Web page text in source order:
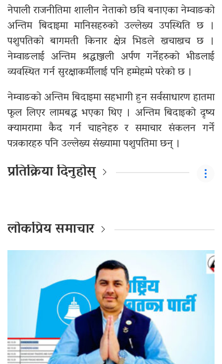
नेपाली राजनीतिमा शालीन नेताको छवि बनाएका नेम्वाङको
अन्तिम बिदाइमा मानिसहरुको उल्लेख्य उपस्थिति छ ।
पशुपतिको बागमती किनार क्षेत्र भिडले खचाखच छ ।
नेम्वाङलाई अन्तिम श्रद्धाञ्जली अर्पण गर्नेहरुको भीडलाई
व्यवस्थित गर्न सुरक्षाकर्मीलाई पनि हम्मेहम्मे परेको छ ।
नेम्वाङको अन्तिम बिदाइमा सहभागी हुन सर्वसाधारण हातमा
फूल लिएर लामबद्ध भएका थिए । अन्तिम बिदाइको दृष्य
क्यामरामा कैद गर्न चाहनेहरु र समाचार संकलन गर्ने
पत्रकारहरु पनि उल्लेख्य संख्यामा पशुपतिमा छन् ।
प्रतिक्रिया दिनुहोस्
लोकप्रिय समाचार